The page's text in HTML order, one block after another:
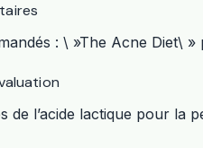
: \ »The Acne Diet\ »
de l’acide lactique pour la